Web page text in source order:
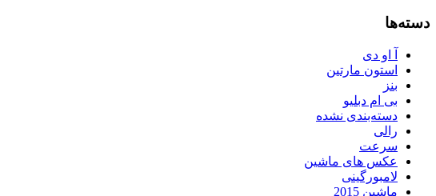
دسته‌ها
آ او دی
استون مارتین
بنز
بی ام دبلیو
دسته‌بندی نشده
رالی
سرعت
عکس های ماشین
لامبورگینی
ماشین 2015